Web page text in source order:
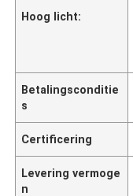
Hoog licht:
Betalingsconditie
s
Certificering
Levering vermoge
n